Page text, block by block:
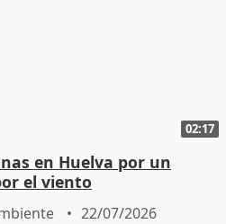
02:17
en Huelva por un
el viento
22/07/2026